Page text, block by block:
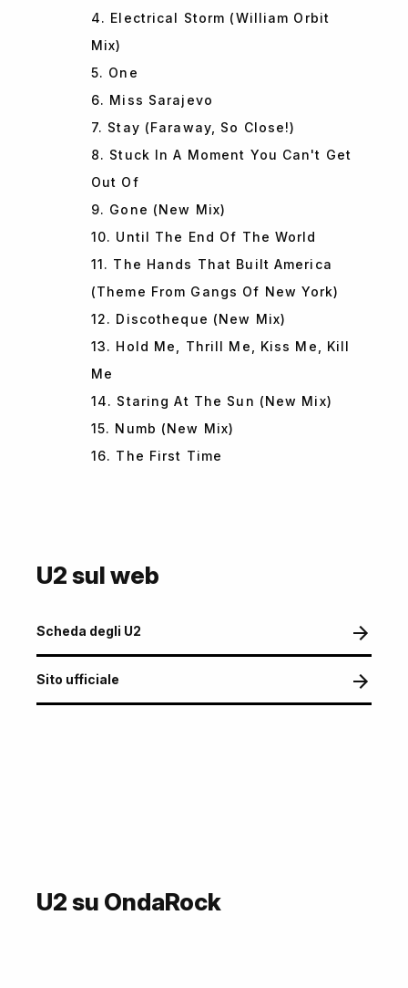
4. Electrical Storm (William Orbit
Mix)
5. One
6. Miss Sarajevo
7. Stay (Faraway, So Close!)
8. Stuck In A Moment You Can't Get
Out Of
9. Gone (New Mix)
10. Until The End Of The World
11. The Hands That Built America
(Theme From Gangs Of New York)
12. Discotheque (New Mix)
13. Hold Me, Thrill Me, Kiss Me, Kill
Me
14. Staring At The Sun (New Mix)
15. Numb (New Mix)
16. The First Time
U2 sul web
Scheda degli U2
Sito ufficiale
U2 su OndaRock